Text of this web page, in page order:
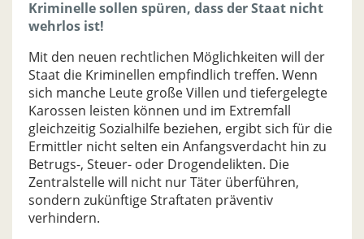
Kriminelle sollen spüren, dass der Staat nicht
wehrlos ist!
Mit den neuen rechtlichen Möglichkeiten will der
Staat die Kriminellen empfindlich treffen. Wenn
sich manche Leute große Villen und tiefergelegte
Karossen leisten können und im Extremfall
gleichzeitig Sozialhilfe beziehen, ergibt sich für die
Ermittler nicht selten ein Anfangsverdacht hin zu
Betrugs-, Steuer- oder Drogendelikten. Die
Zentralstelle will nicht nur Täter überführen,
sondern zukünftige Straftaten präventiv
verhindern.